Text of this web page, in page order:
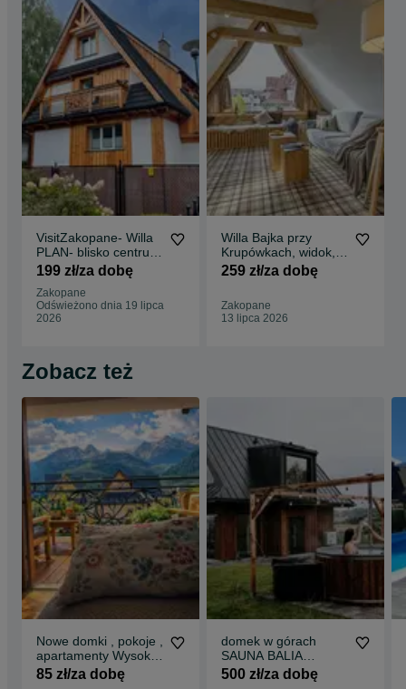
Przed rezerwacją prosimy sprawdzić kalendarz dostępności.
VisitZakopane- Willa
PLAN- blisko centrum
i szlaków.
199 zł/za dobę
Zakopane
Odświeżono dnia 19 lipca
2026
Willa Bajka przy
Krupówkach, widok,
sauna, Zakopane,
259 zł/za dobę
Zakopane
13 lipca 2026
Zobacz też
Nowe domki , pokoje ,
apartamenty Wysoki
standard Widok na
85 zł/za dobę
domek w górach
SAUNA BALIA
JACUZZI
500 zł/za dobę